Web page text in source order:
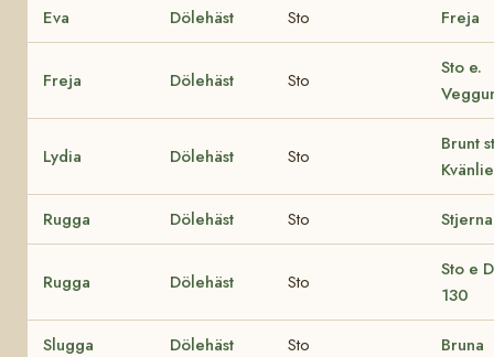
Eva Dölehäst Sto Freja
Freja Dölehäst Sto
Sto e.
Lydia Dölehäst Sto
Brunt
Rugga Dölehäst Sto Stjerna
Rugga Dölehäst Sto
Sto e
130
Slugga Dölehäst Sto Bruna